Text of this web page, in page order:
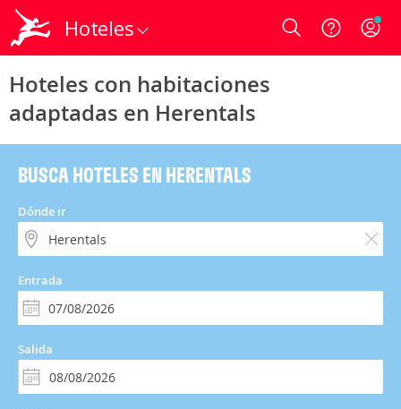
Hoteles Login
Hoteles con habitaciones
adaptadas en Herentals
BUSCA HOTELES EN HERENTALS
Dónde ir
Entrada
Salida